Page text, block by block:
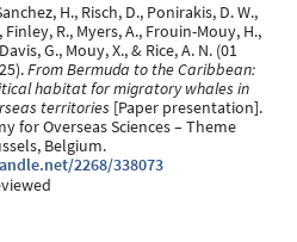
H., Risch, D., Ponirakis, D. W.,
R., Myers, A., Frouin-Mouy, H.,
G., Mouy, X., & Rice, A. N. (01
From Bermuda to the Caribbean:
habitat for migratory whales in
territories [Paper presentation].
for Overseas Sciences – Theme
Belgium.
2268/338073